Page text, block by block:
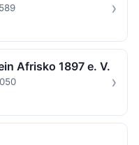
›
Afrisko 1897 e. V.
›